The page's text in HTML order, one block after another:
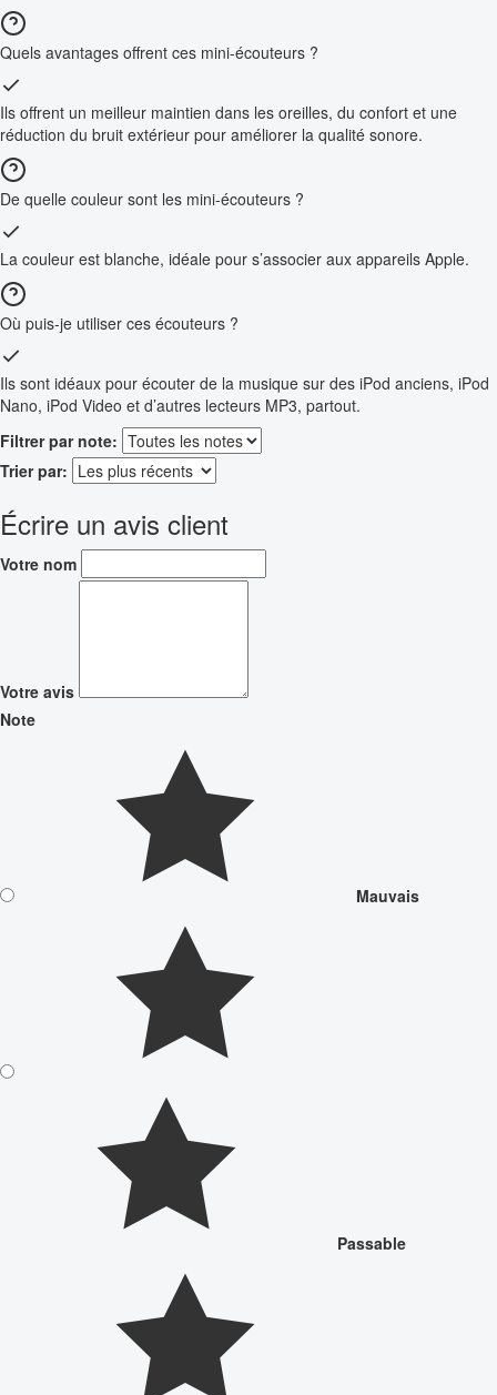
Quels avantages offrent ces mini-écouteurs ?
Ils offrent un meilleur maintien dans les oreilles, du confort et une
réduction du bruit extérieur pour améliorer la qualité sonore.
De quelle couleur sont les mini-écouteurs ?
La couleur est blanche, idéale pour s’associer aux appareils Apple.
Où puis-je utiliser ces écouteurs ?
Ils sont idéaux pour écouter de la musique sur des iPod anciens, iPod
Nano, iPod Video et d’autres lecteurs MP3, partout.
Filtrer par note:
Trier par:
Écrire un avis client
Votre nom
Votre avis
Note
Mauvais
Passable